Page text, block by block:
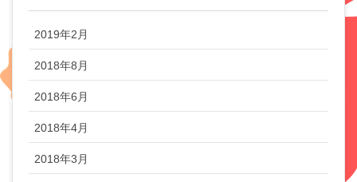
2019年2月
2018年8月
2018年6月
2018年4月
2018年3月